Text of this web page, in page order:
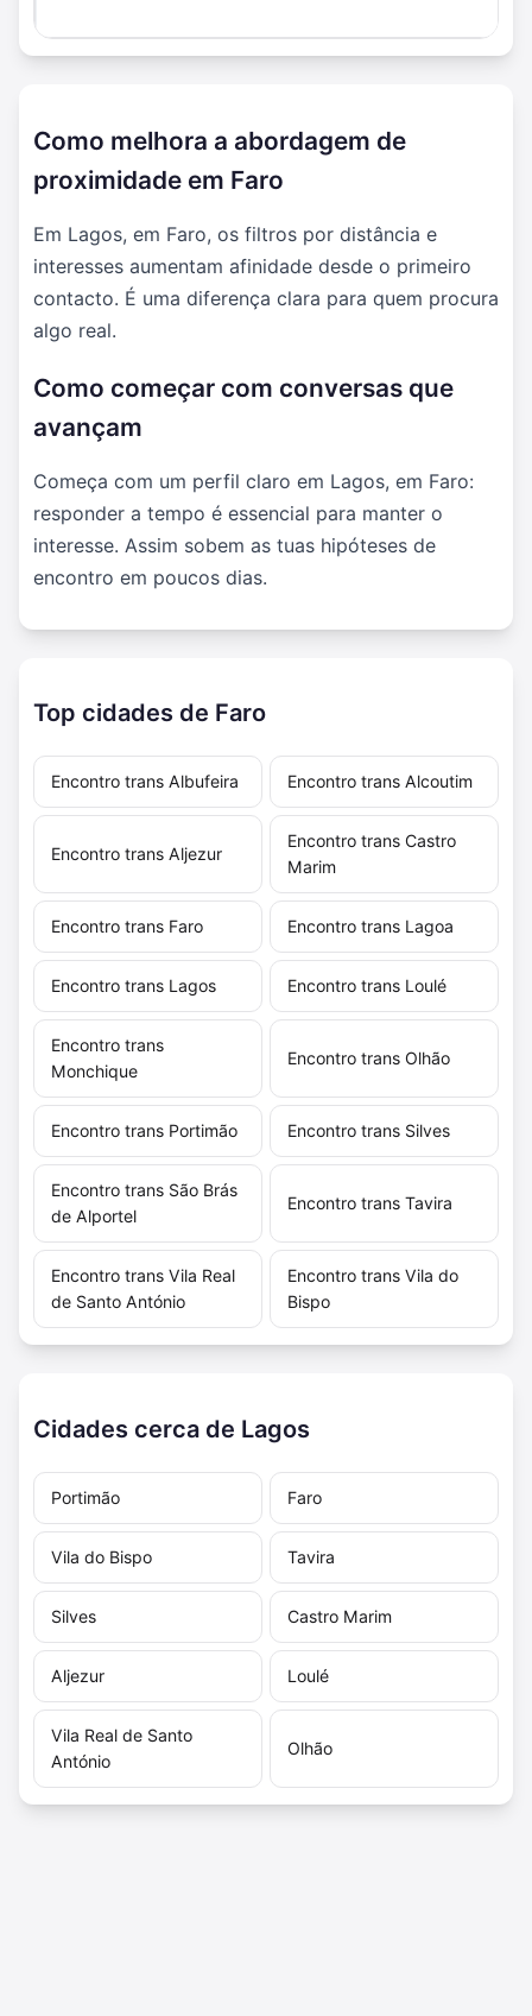
Como melhora a abordagem de
proximidade em Faro
Em Lagos, em Faro, os filtros por distância e
interesses aumentam afinidade desde o primeiro
contacto. É uma diferença clara para quem procura
algo real.
Como começar com conversas que
avançam
Começa com um perfil claro em Lagos, em Faro:
responder a tempo é essencial para manter o
interesse. Assim sobem as tuas hipóteses de
encontro em poucos dias.
Top cidades de Faro
Encontro trans Albufeira Encontro trans Alcoutim
Encontro trans Aljezur
Encontro trans Castro
Marim
Encontro trans Faro Encontro trans Lagoa
Encontro trans Lagos Encontro trans Loulé
Encontro trans
Monchique
Encontro trans Olhão
Encontro trans Portimão Encontro trans Silves
Encontro trans São Brás
de Alportel
Encontro trans Tavira
Encontro trans Vila Real
de Santo António
Encontro trans Vila do
Bispo
Cidades cerca de Lagos
Portimão Faro
Vila do Bispo Tavira
Silves Castro Marim
Aljezur Loulé
Vila Real de Santo
António
Olhão